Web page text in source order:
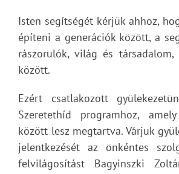
Isten segítségét kérjük ahhoz,
építeni a generációk között, a
rászorulók, világ és
között.
Ezért csatlakozott
Szeretethíd programhoz,
között lesz megtartva. Várjuk
jelentkezését az önkéntes
felvilágosítást Bagyinszki